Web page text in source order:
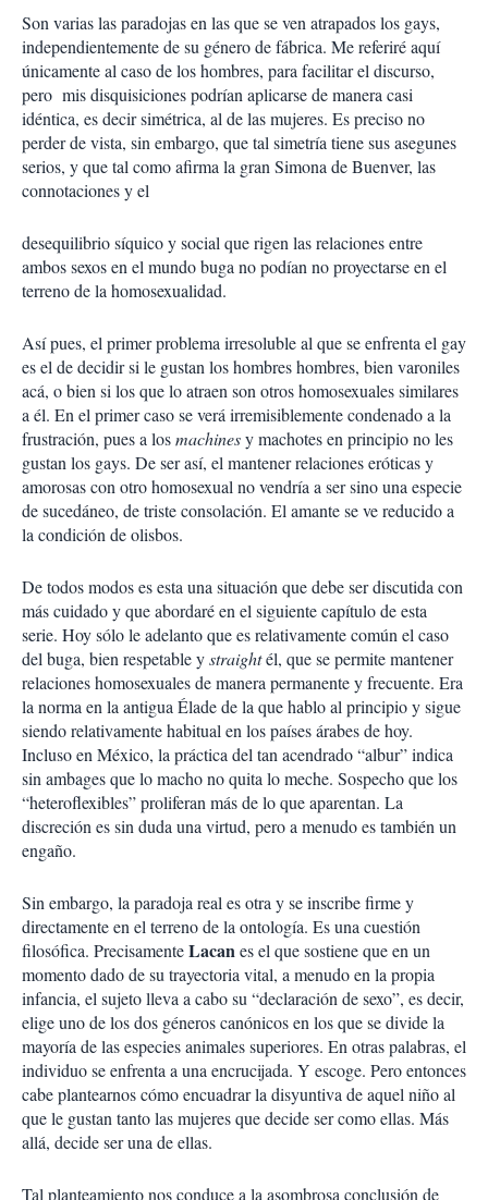
Son varias las paradojas en las que se ven atrapados los gays,
independientemente de su género de fábrica. Me referiré aquí
únicamente al caso de los hombres, para facilitar el discurso,
pero mis disquisiciones podrían aplicarse de manera casi
idéntica, es decir simétrica, al de las mujeres. Es preciso no
perder de vista, sin embargo, que tal simetría tiene sus asegunes
serios, y que tal como afirma la gran Simona de Buenver, las
connotaciones y el
desequilibrio síquico y social que rigen las relaciones entre
ambos sexos en el mundo buga no podían no proyectarse en el
terreno de la homosexualidad.
Así pues, el primer problema irresoluble al que se enfrenta el gay
es el de decidir si le gustan los hombres hombres, bien varoniles
acá, o bien si los que lo atraen son otros homosexuales similares
a él. En el primer caso se verá irremisiblemente condenado a la
frustración, pues a losmachinesy machotes en principio no les
gustan los gays. De ser así, el mantener relaciones eróticas y
amorosas con otro homosexual no vendría a ser sino una especie
de sucedáneo, de triste consolación. El amante se ve reducido a
la condición de olisbos.
De todos modos es esta una situación que debe ser discutida con
más cuidado y que abordaré en el siguiente capítulo de esta
serie. Hoy sólo le adelanto que es relativamente común el caso
del buga, bien respetable ystraightél, que se permite mantener
relaciones homosexuales de manera permanente y frecuente. Era
la norma en la antigua Élade de la que hablo al principio y sigue
siendo relativamente habitual en los países árabes de hoy.
Incluso en México, la práctica del tan acendrado “albur” indica
sin ambages que lo macho no quita lo meche. Sospecho que los
“heteroflexibles” proliferan más de lo que aparentan. La
discreción es sin duda una virtud, pero a menudo es también un
engaño.
Sin embargo, la paradoja real es otra y se inscribe firme y
directamente en el terreno de la ontología. Es una cuestión
filosófica. PrecisamenteLacanes el que sostiene que en un
momento dado de su trayectoria vital, a menudo en la propia
infancia, el sujeto lleva a cabo su “declaración de sexo”, es decir,
elige uno de los dos géneros canónicos en los que se divide la
mayoría de las especies animales superiores. En otras palabras, el
individuo se enfrenta a una encrucijada. Y escoge. Pero entonces
cabe plantearnos cómo encuadrar la disyuntiva de aquel niño al
que le gustan tanto las mujeres que decide ser como ellas. Más
allá, decide ser una de ellas.
Tal planteamiento nos conduce a la asombrosa conclusión de